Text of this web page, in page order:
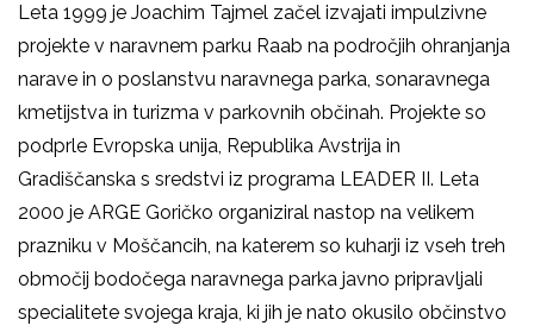
Leta 1999 je Joachim Tajmel začel izvajati impulzivne
projekte v naravnem parku Raab na področjih ohranjanja
narave in o poslanstvu naravnega parka, sonaravnega
kmetijstva in turizma v parkovnih občinah. Projekte so
podprle Evropska unija, Republika Avstrija in
Gradiščanska s sredstvi iz programa LEADER II. Leta
2000 je ARGE Goričko organiziral nastop na velikem
prazniku v Moščancih, na katerem so kuharji iz vseh treh
območij bodočega naravnega parka javno pripravljali
specialitete svojega kraja, ki jih je nato okusilo občinstvo